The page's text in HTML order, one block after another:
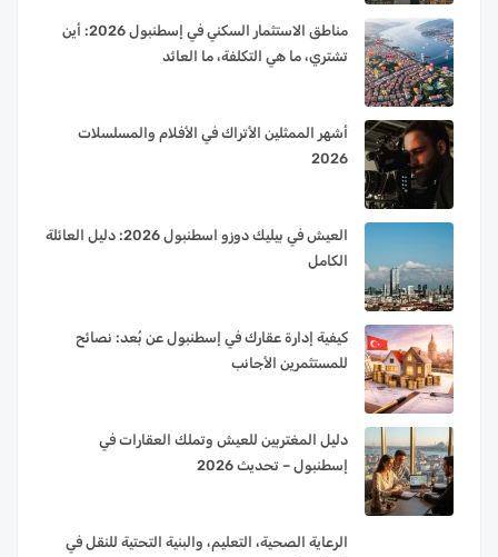
مناطق الاستثمار السكني في إسطنبول 2026: أين
تشتري، ما هي التكلفة، ما العائد
أشهر الممثلين الأتراك في الأفلام والمسلسلات
2026
العيش في بيليك دوزو اسطنبول 2026: دليل العائلة
الكامل
كيفية إدارة عقارك في إسطنبول عن بُعد: نصائح
للمستثمرين الأجانب
دليل المغتربين للعيش وتملك العقارات في
إسطنبول – تحديث 2026
الرعاية الصحية، التعليم، والبنية التحتية للنقل في